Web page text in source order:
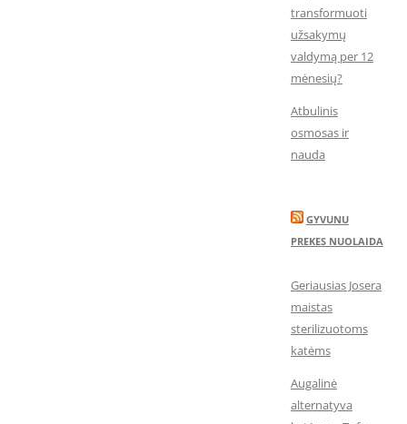
transformuoti
užsakymų
valdymą per 12
mėnesių?
Atbulinis
osmosas ir
nauda
GYVUNU
PREKES NUOLAIDA
Geriausias Josera
maistas
sterilizuotoms
katėms
Augalinė
alternatyva